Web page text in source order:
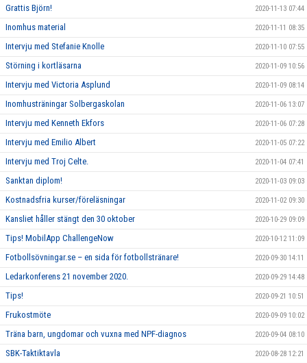
Grattis Björn! 2020-11-13 07:44
Inomhus material 2020-11-11 08:35
Intervju med Stefanie Knolle 2020-11-10 07:55
Störning i kortläsarna 2020-11-09 10:56
Intervju med Victoria Asplund 2020-11-09 08:14
Inomhusträningar Solbergaskolan 2020-11-06 13:07
Intervju med Kenneth Ekfors 2020-11-06 07:28
Intervju med Emilio Albert 2020-11-05 07:22
Intervju med Troj Celte. 2020-11-04 07:41
Sanktan diplom! 2020-11-03 09:03
Kostnadsfria kurser/föreläsningar 2020-11-02 09:30
Kansliet håller stängt den 30 oktober 2020-10-29 09:09
Tips! MobilApp ChallengeNow 2020-10-12 11:09
Fotbollsövningar.se – en sida för fotbollstränare! 2020-09-30 14:11
Ledarkonferens 21 november 2020. 2020-09-29 14:48
Tips! 2020-09-21 10:51
Frukostmöte 2020-09-09 10:02
Träna barn, ungdomar och vuxna med NPF-diagnos 2020-09-04 08:10
SBK-Taktiktavla 2020-08-28 12:21